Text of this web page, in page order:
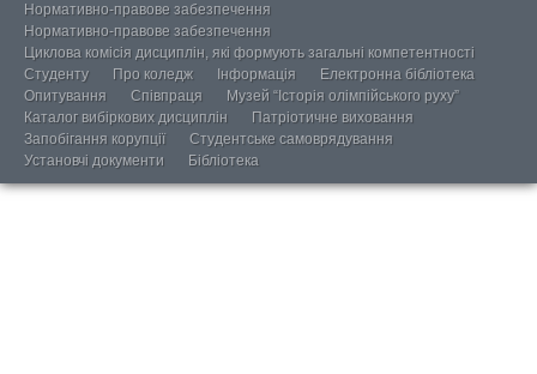
Нормативно-правове забезпечення
Нормативно-правове забезпечення
Циклова комісія дисциплін, які формують загальні компетентності
Студенту
Про коледж Інформація
Електронна бібліотека
Опитування
Співпраця
Музей “Історія олімпійського руху”
Каталог вибіркових дисциплін
Патріотичне виховання
Запобігання корупції
Студентське самоврядування
Установчі документи
Бібліотека